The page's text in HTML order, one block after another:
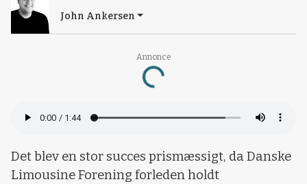
Annonce
Loading...
John Ankersen
Det blev en stor succes prismæssigt, da Danske
Limousine Forening forleden holdt